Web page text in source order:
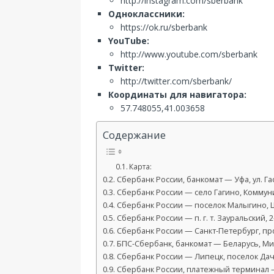
Одноклассники:
https://ok.ru/sberbank
YouTube:
http://www.youtube.com/sberbank
Twitter:
http://twitter.com/sberbank/
Координаты для навигатора:
57.748055,41.003658
Содержание
Карта:
Сбербанк России, банкомат — Уфа, ул.
Сбербанк России — село Гагино,
Сбербанк России — поселок Малыгино,
Сбербанк России — п. г. т. Зауральский,
Сбербанк России — Санкт-Петербург,
БПС-Сбербанк, банкомат — Беларусь,
Сбербанк России — Липецк, поселок
Сбербанк России, платежный терминал